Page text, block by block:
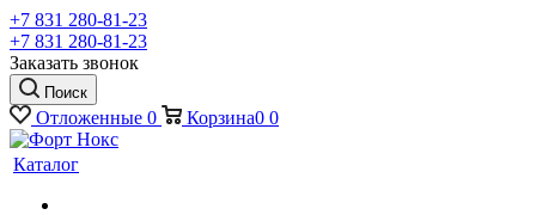
+7 831 280-81-23
+7 831 280-81-23
Заказать звонок
Поиск
Отложенные 0 Корзина0 0
Каталог